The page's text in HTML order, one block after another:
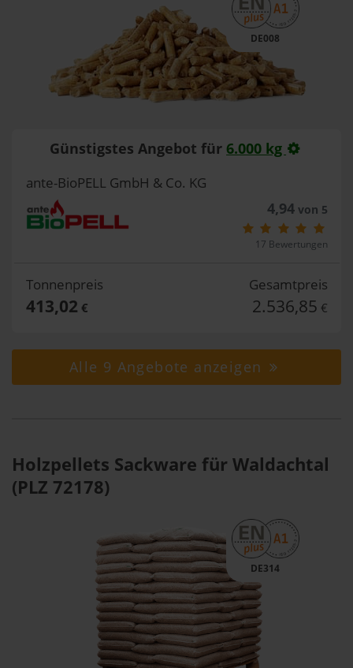
DE008
Günstigstes Angebot für 6.000 kg
ante-BioPELL GmbH & Co. KG
4,94von 5
17 Bewertungen
Tonnenpreis
413,02 €
Gesamtpreis
2.536,85 €
Alle 9 Angebote anzeigen
Holzpellets Sackware für Waldachtal
(PLZ 72178)
DE314